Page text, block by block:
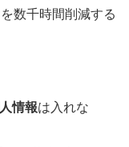
数千時間削減する
情報は入れな